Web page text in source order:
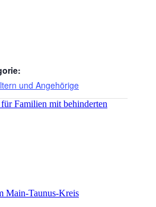
Familien mit behinderten
Main-Taunus-Kreis
und Angehörige